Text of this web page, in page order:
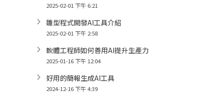
2025-02-01 下午 6:21
雛型程式開發AI工具介紹
2025-02-01 下午 2:58
軟體工程師如何善用AI提升生產力
2025-01-16 下午 12:04
好用的簡報生成AI工具
2024-12-16 下午 4:39